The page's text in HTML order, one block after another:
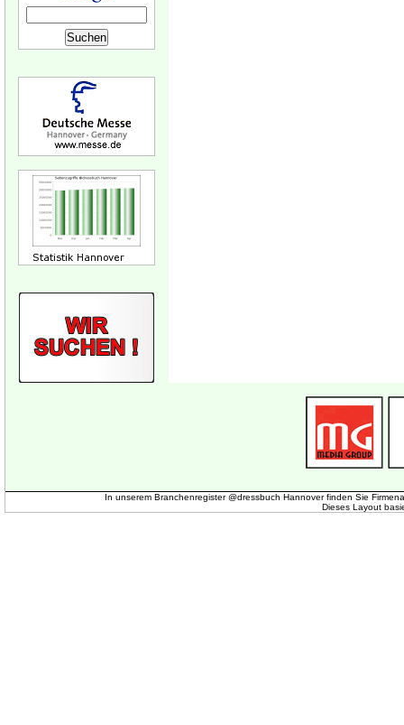
In unserem Branchenregister @dressbuch Hannover finden Sie
Dieses Layout